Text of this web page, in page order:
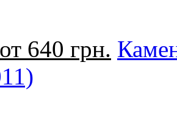
от 640 грн.